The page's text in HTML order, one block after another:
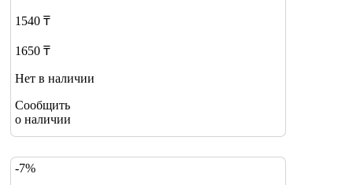
1540 ₸
1650 ₸
Нет в наличии
Сообщить
о наличии
-7%